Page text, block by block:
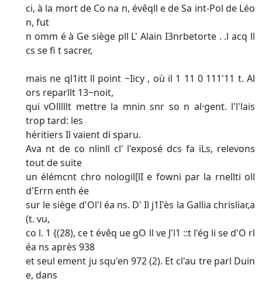
ci, à la mort de Co na n, évêqll e de Sa int-Pol de Léo
n, fut
n omm é à Ge siège pll L' Alain I3nrbetorte . .l acq ll
cs se fi t sacrer,
mais ne ql1itt ll point ~Iicy , où il 1 11 0 111'11 t. Al
ors reparllt 13~noit,
qui vOlllllt mettre la mnin snr so n al·gent. l'l'lais
trop tard: les
héritiers Il vaient di sparu.
Ava nt de co nlinll cl' l'exposé dcs fa iLs, relevons
tout de suite
un élémcnt chro nologil[lI e fowni par la rnellti oll
d'Errn enth ée
sur le siège d'Ol'l éa ns. D' Il j1I'ès la Gallia chrisliar,a
(t. vu,
co l. 1 {(28), ce t évêq ue gO ll ve J'l1 ::t l'ég li se d'O rl
éa ns après 938
et seul ement ju squ'en 972 (2). Et cl'au tre parl Duin
e, dans